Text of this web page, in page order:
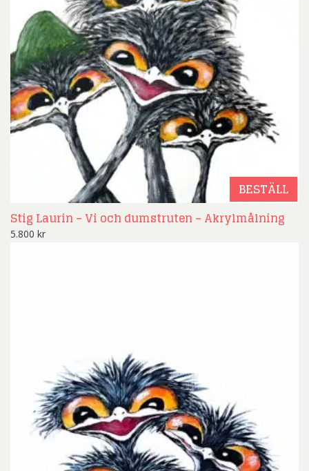
BESTÄLL
Stig Laurin – Vi och dumstruten – Akrylmålning
5.800 kr